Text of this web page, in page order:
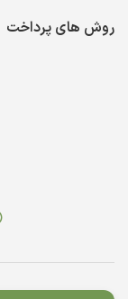
روش های پرداخت